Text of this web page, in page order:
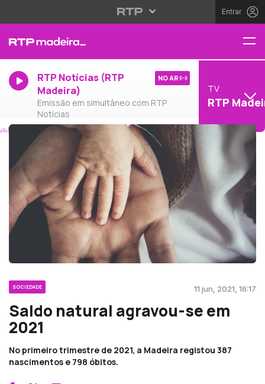
Entrar
RTP Notícias (RTP
Madeira)
Emissão em simultâneo com RTP
Notícias
NO AR
TV
RTP
SOCIEDADE 11 jun, 2021, 16:17
Saldo natural agravou-se em
2021
No primeiro trimestre de 2021, a Madeira registou 387
nascimentos e 798 óbitos.